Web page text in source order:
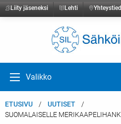
Liity jäseneksi Lehti
Avaa valikko
Valikko
ETUSIVU
UUTISET
SUOMALAISELLE